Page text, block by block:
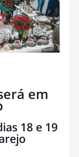
em
18 e 19